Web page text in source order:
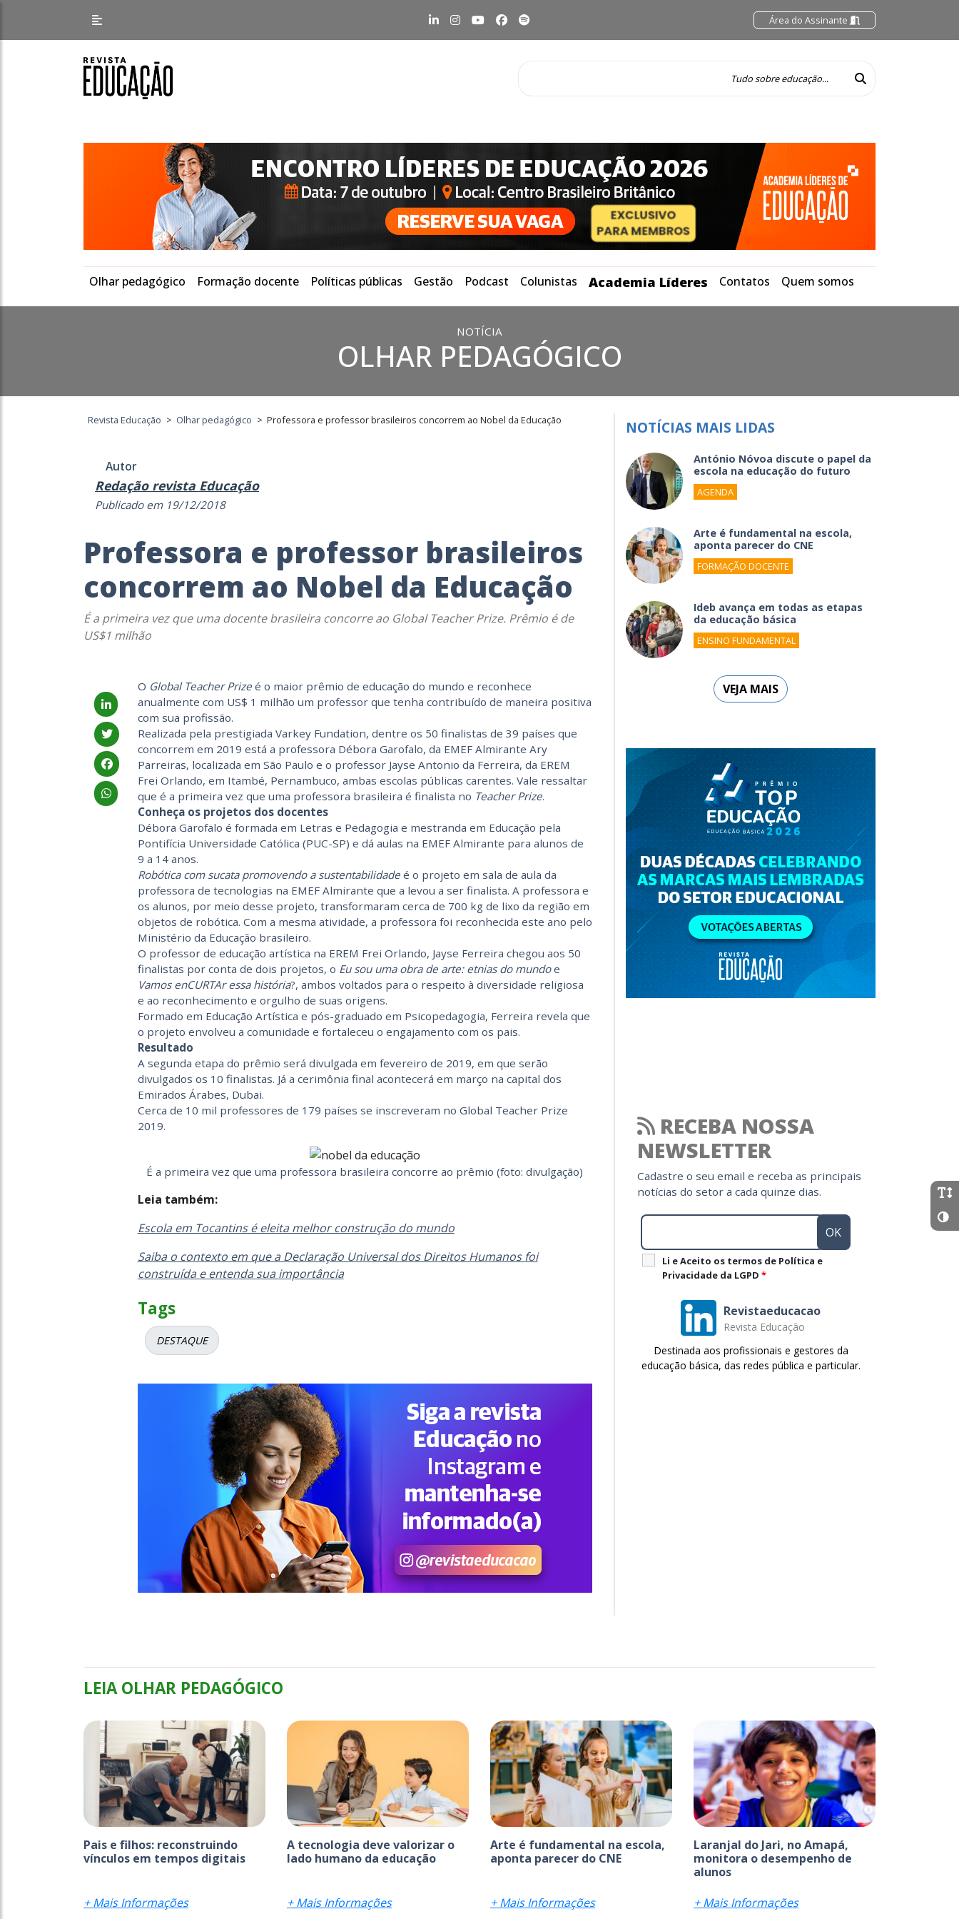
Área do Assinante
Olhar pedagógico Formação docente Políticas públicas Gestão Podcast Colunistas Academia Líderes Contatos Quem somos
NOTÍCIA
OLHAR PEDAGÓGICO
Revista Educação > Olhar pedagógico > Professora e professor brasileiros concorrem ao Nobel da Educação
Autor
Redação revista Educação
Publicado em 19/12/2018
Professora e professor brasileiros
concorrem ao Nobel da Educação
É a primeira vez que uma docente brasileira concorre ao Global Teacher Prize. Prêmio é de
US$1 milhão
O Global Teacher Prizeé o maior prêmio de educação do mundo e reconhece
anualmente com US$ 1 milhão um professor que tenha contribuído de maneira positiva
com sua profissão.
Realizada pela prestigiada Varkey Fundation, dentre os 50 finalistas de 39 países que
concorrem em 2019 está a professora Débora Garofalo, da EMEF Almirante Ary
Parreiras, localizada em São Paulo e o professor Jayse Antonio da Ferreira, da EREM
Frei Orlando, em Itambé, Pernambuco, ambas escolas públicas carentes. Vale ressaltar
que é a primeira vez que uma professora brasileira é finalista no Teacher Prize.
Conheça os projetos dos docentes
Débora Garofalo é formada em Letras e Pedagogia e mestranda em Educação pela
Pontifícia Universidade Católica (PUC-SP) e dá aulas na EMEF Almirante para alunos de
9 a 14 anos.
Robótica com sucata promovendo a sustentabilidadeé o projeto em sala de aula da
professora de tecnologias na EMEF Almirante que a levou a ser finalista. A professora e
os alunos, por meio desse projeto, transformaram cerca de 700 kg de lixo da região em
objetos de robótica. Com a mesma atividade, a professora foi reconhecida este ano pelo
Ministério da Educação brasileiro.
O professor de educação artística na EREM Frei Orlando, Jayse Ferreira chegou aos 50
finalistas por conta de dois projetos, o Eu sou uma obra de arte: etnias do mundoe
Vamos enCURTAr essa história?, ambos voltados para o respeito à diversidade religiosa
e ao reconhecimento e orgulho de suas origens.
Formado em Educação Artística e pós-graduado em Psicopedagogia, Ferreira revela que
o projeto envolveu a comunidade e fortaleceu o engajamento com os pais.
Resultado
A segunda etapa do prêmio será divulgada em fevereiro de 2019, em que serão
divulgados os 10 finalistas. Já a cerimônia final acontecerá em março na capital dos
Emirados Árabes, Dubai.
Cerca de 10 mil professores de 179 países se inscreveram no Global Teacher Prize
2019.
É a primeira vez que uma professora brasileira concorre ao prêmio (foto: divulgação)
Leia também:
Escola em Tocantins é eleita melhor construção do mundo
Saiba o contexto em que a Declaração Universal dos Direitos Humanos foi
construída e entenda sua importância
Tags
DESTAQUE
NOTÍCIAS MAIS LIDAS
António Nóvoa discute o papel da
escola na educação do futuro
AGENDA
Arte é fundamental na escola,
aponta parecer do CNE
FORMAÇÃO DOCENTE
Ideb avança em todas as etapas
da educação básica
ENSINO FUNDAMENTAL
VEJA MAIS
RECEBA NOSSA
NEWSLETTER
Cadastre o seu email e receba as principais
notícias do setor a cada quinze dias.
Li e Aceito os termos de Política e
Privacidade da LGPD *
Revistaeducacao
Revista Educação
Destinada aos profissionais e gestores da
educação básica, das redes pública e particular.
LEIA OLHAR PEDAGÓGICO
Pais e filhos: reconstruindo
vínculos em tempos digitais
+ Mais Informações
A tecnologia deve valorizar o
lado humano da educação
+ Mais Informações
Arte é fundamental na escola,
aponta parecer do CNE
+ Mais Informações
Laranjal do Jari, no Amapá,
monitora o desempenho de
alunos
+ Mais Informações